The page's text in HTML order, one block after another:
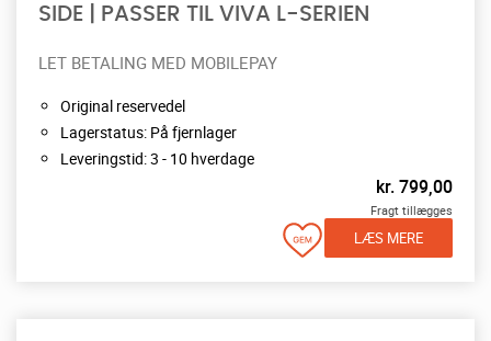
SIDE | PASSER TIL VIVA L-SERIEN
LET BETALING MED MOBILEPAY
Original reservedel
Lagerstatus: På fjernlager
Leveringstid: 3 - 10 hverdage
kr.799,00
Fragt tillægges
LÆS MERE